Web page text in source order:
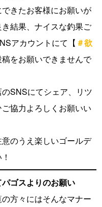
きたお客様にお願いが
結果、ナイスな釣果ご
アカウントにて【 ＃欲
をお願いできませんで
SNSにてシェア、リツ
協力よろしくお願いい
のうえ楽しいゴールデ
ゴスよりのお願い
方々にはそんなマナー